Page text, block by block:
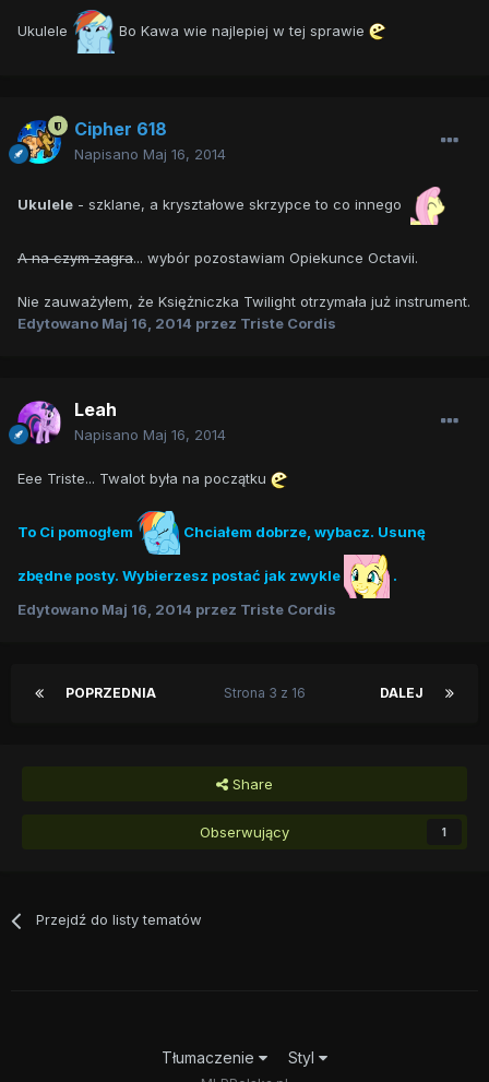
Ukulele Bo Kawa wie najlepiej w tej sprawie
Cipher 618
Napisano Maj 16, 2014
Ukulele - szklane, a kryształowe skrzypce to co innego
A na czym zagra... wybór pozostawiam Opiekunce Octavii.
Nie zauważyłem, że Księżniczka Twilight otrzymała już instrument.
Edytowano Maj 16, 2014 przez Triste Cordis
Leah
Napisano Maj 16, 2014
Eee Triste... Twalot była na początku
To Ci pomogłem Chciałem dobrze, wybacz. Usunę
zbędne posty. Wybierzesz postać jak zwykle
.
Edytowano Maj 16, 2014 przez Triste Cordis
POPRZEDNIA DALEJ
Strona 3 z 16
Share
Obserwujący 1
Przejdź do listy tematów
Tłumaczenie Styl